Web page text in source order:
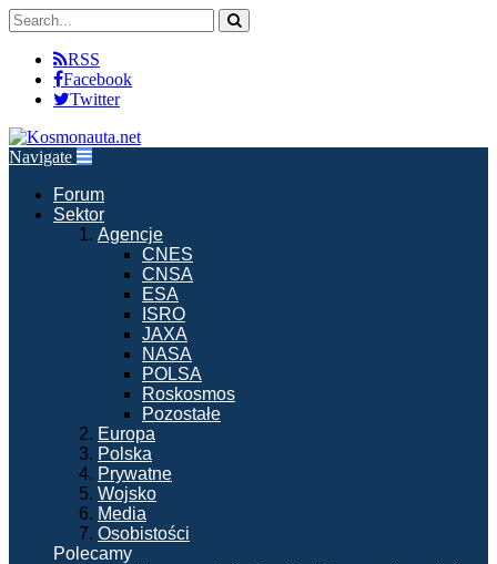
RSS
Facebook
Twitter
Navigate
Forum
Sektor
Agencje
CNES
CNSA
ESA
ISRO
JAXA
NASA
POLSA
Roskosmos
Pozostałe
Europa
Polska
Prywatne
Wojsko
Media
Osobistości
Polecamy